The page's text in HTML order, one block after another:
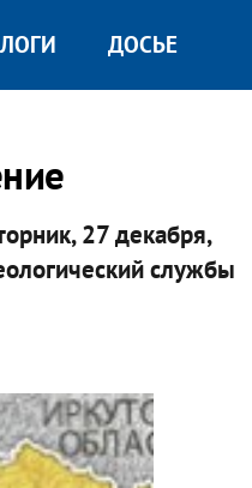
ДОСЬЕ
27 декабря,
службы